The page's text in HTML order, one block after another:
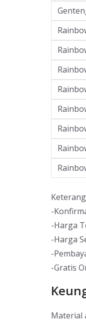
-
-Harga
-Harga
-
-Gratis
Material